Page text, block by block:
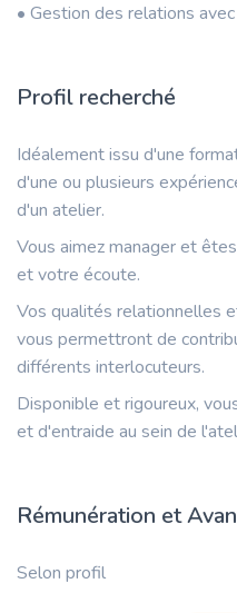
• Gestion des relations
Profil recherché
Idéalement issu d'une
d'une ou plusieurs
d'un atelier.
Vous aimez manager et
et votre écoute.
Vos qualités relationnelles
vous permettront de
différents interlocuteurs.
Disponible et rigoureux,
et d'entraide au sein de
Rémunération et
Selon profil